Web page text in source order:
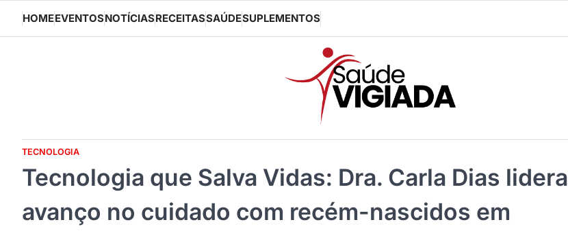
content
HOMEEVENTOSNOTÍCIASRECEITASSAÚDESUPLEMENTOS
TECNOLOGIA
Tecnologia que Salva Vidas: Dra. Carla Dias lidera
avanço no cuidado com recém-nascidos em